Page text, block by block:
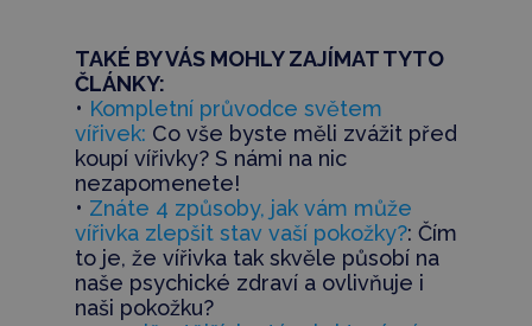
TAKÉ BY VÁS MOHLY ZAJÍMAT TYTO
ČLÁNKY:
• Kompletní průvodce světem
vířivek: Co vše byste měli zvážit před
koupí vířivky? S námi na nic
nezapomenete!
• Znáte 4 způsoby, jak vám může
vířivka zlepšit stav vaší pokožky?: Čím
to je, že vířivka tak skvěle působí na
naše psychické zdraví a ovlivňuje i
naši pokožku?